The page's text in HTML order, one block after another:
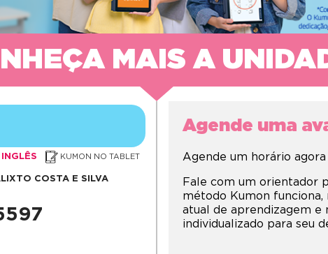
MAIS A
INGLÊS KUMON NO TABLET
COSTA E SILVA
Agende uma
Agende um horário
Fale com um orientador
método Kumon funciona,
atual de aprendizagem e
individualizado para seu